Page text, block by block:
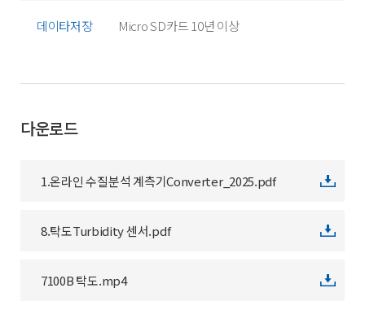
데이타저장 Micro SD카드 10년 이상
다운로드
1.온라인 수질분석 계측기Converter_2025.pdf
8.탁도Turbidity 센서.pdf
7100B 탁도.mp4